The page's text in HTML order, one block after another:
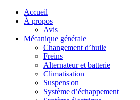
Accueil
À propos
Avis
Mécanique générale
Changement d’huile
Freins
Alternateur et batterie
Climatisation
Suspension
Système d’échappement